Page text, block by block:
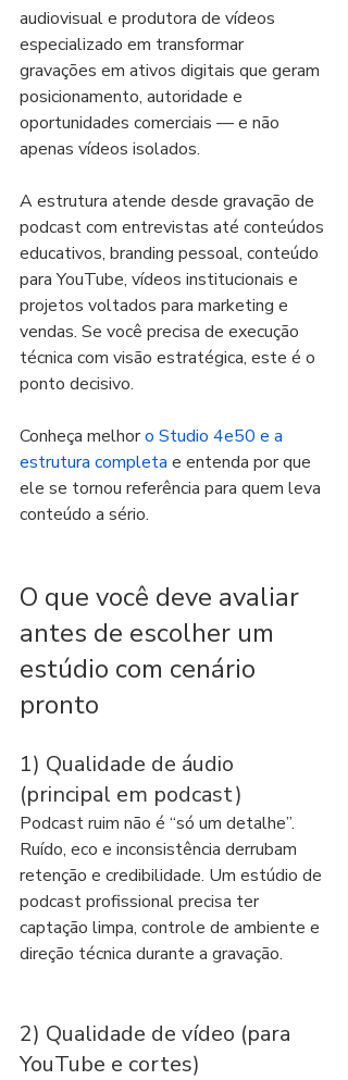
audiovisual e produtora de vídeos
especializado em transformar
gravações em ativos digitais que geram
posicionamento, autoridade e
oportunidades comerciais — e não
apenas vídeos isolados.
A estrutura atende desde gravação de
podcast com entrevistas até conteúdos
educativos, branding pessoal, conteúdo
para YouTube, vídeos institucionais e
projetos voltados para marketing e
vendas. Se você precisa de execução
técnica com visão estratégica, este é o
ponto decisivo.
Conheça melhor o Studio 4e50 e a
estrutura completa e entenda por que
ele se tornou referência para quem leva
conteúdo a sério.
O que você deve avaliar
antes de escolher um
estúdio com cenário
pronto
1) Qualidade de áudio
(principal em podcast)
Podcast ruim não é “só um detalhe”.
Ruído, eco e inconsistência derrubam
retenção e credibilidade. Um estúdio de
podcast profissional precisa ter
captação limpa, controle de ambiente e
direção técnica durante a gravação.
2) Qualidade de vídeo (para
YouTube e cortes)